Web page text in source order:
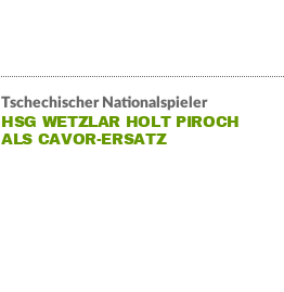
Tschechischer Nationalspieler
HSG WETZLAR HOLT PIROCH
ALS CAVOR-ERSATZ